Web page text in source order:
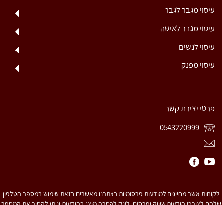
עיסוי מגבר לגבר
עיסוי מגבר לאישה
עיסוי לנשים
עיסוי מפנק
פרטי יצירת קשר
לקוחות אשר מחייגים למודעות פרסומיות באתרנו מאשרים בזאת שימוש במספר הטלפון